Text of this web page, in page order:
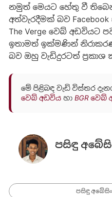
නමුත් මෙයට හේතු වී
අත්වැරදීමක් බව
The Verge වෙබ් අඩවියට
ඉතාමත් ඉක්මණින්
බව ඔහු වැඩිදුරටත් ප්‍රකාශ
මේ පිළිබඳ වැඩි විස්තර
වෙබ් අඩවියහා BGR වෙබ්
පසිඳු
පසිඳු